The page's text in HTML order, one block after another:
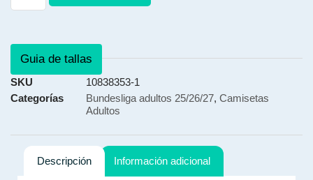
Guia de tallas
SKU
10838353-1
Categorías
Bundesliga adultos 25/26/27, Camisetas
Adultos
Descripción Información adicional